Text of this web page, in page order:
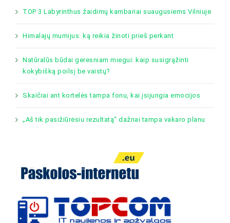
TOP 3 Labyrinthus žaidimų kambariai suaugusiems Vilniuje
Himalajų mumijus: ką reikia žinoti prieš perkant
Natūralūs būdai geresniam miegui: kaip susigrąžinti
kokybišką poilsį be vaistų?
Skaičiai ant kortelės tampa fonu, kai įsijungia emocijos
„Aš tik pasižiūrėsiu rezultatą“ dažnai tampa vakaro planu